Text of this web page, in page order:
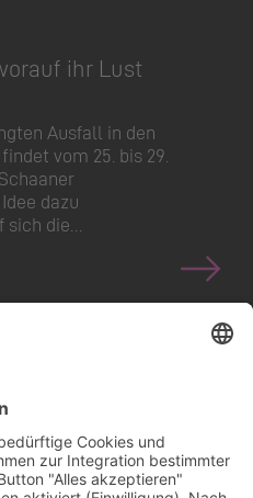
ihr Lust
Ausfall in den
vom 25. bis 29.
dazu
die…
>